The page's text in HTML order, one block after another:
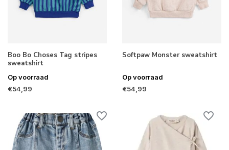
Boo Bo Choses Tag stripes
sweatshirt
Op voorraad
€54,99
Softpaw Monster sweatshirt
Op voorraad
€54,99